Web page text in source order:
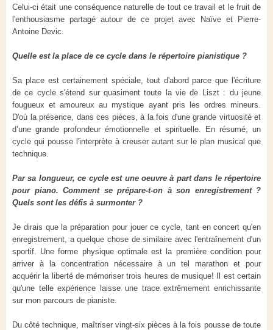
Celui-ci était une conséquence naturelle de tout ce travail et le fruit de
l'enthousiasme partagé autour de ce projet avec Naïve et Pierre-
Antoine Devic.
Quelle est la place de ce cycle dans le répertoire pianistique ?
Sa place est certainement spéciale, tout d'abord parce que l'écriture
de ce cycle s'étend sur quasiment toute la vie de Liszt : du jeune
fougueux et amoureux au mystique ayant pris les ordres mineurs.
D'où la présence, dans ces pièces, à la fois d'une grande virtuosité et
d’une grande profondeur émotionnelle et spirituelle. En résumé, un
cycle qui pousse l'interprète à creuser autant sur le plan musical que
technique.
Par sa longueur, ce cycle est une oeuvre à part dans le répertoire
pour piano. Comment se prépare-t-on à son enregistrement ?
Quels sont les défis à surmonter ?
Je dirais que la préparation pour jouer ce cycle, tant en concert qu'en
enregistrement, a quelque chose de similaire avec l'entraînement d'un
sportif. Une forme physique optimale est la première condition pour
arriver à la concentration nécessaire à un tel marathon et pour
acquérir la liberté de mémoriser trois heures de musique! Il est certain
qu'une telle expérience laisse une trace extrêmement enrichissante
sur mon parcours de pianiste.
Du côté technique, maîtriser vingt-six pièces à la fois pousse de toute